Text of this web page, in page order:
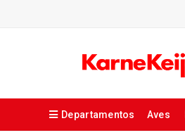
Departamentos Aves